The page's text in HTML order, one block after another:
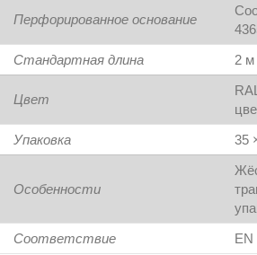
Перфорированное основание
Стандартная длина
2 м
Цвет
Упаковка
35
Особенности
Соответствие
EN